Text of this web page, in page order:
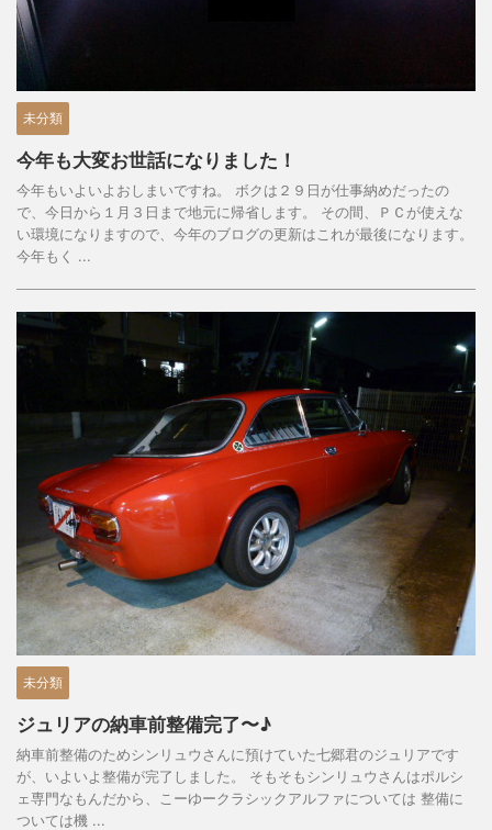
未分類
今年も大変お世話になりました！
今年もいよいよおしまいですね。 ボクは２９日が仕事納めだったの
で、今日から１月３日まで地元に帰省します。 その間、ＰＣが使えな
い環境になりますので、今年のブログの更新はこれが最後になります。
今年もく ...
未分類
ジュリアの納車前整備完了〜♪
納車前整備のためシンリュウさんに預けていた七郷君のジュリアです
が、いよいよ整備が完了しました。 そもそもシンリュウさんはポルシ
ェ専門なもんだから、こーゆークラシックアルファについては 整備に
ついては機 ...